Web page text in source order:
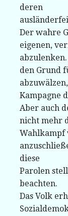
deren
Der wahre
eigenen,
den Grund
Kampagne
Aber auch
nicht mehr
Wahlkampf
diese
Parolen
beachten.
Das Volk